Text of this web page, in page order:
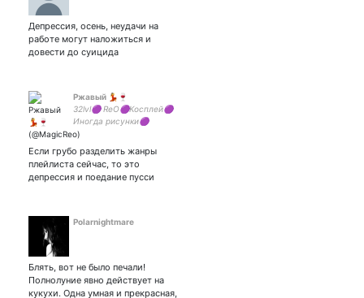
Депрессия, осень, неудачи на
работе могут наложиться и
довести до суицида
Ржавый 💃🍷
32lvl🟣 ReO🟣Косплей🟣
Иногда рисунки🟣
⚪⚪⚪⚪⚪⚪⚪⚪
⚪⚪⚪⚪⚪⚪⚪⚪⚪ I am
cringe, but i am free ⚪⚪
Inst: magic_reo
Если грубо разделить жанры
плейлиста сейчас, то это
депрессия и поедание пусси
Polarnightmare
Блять, вот не было печали!
Полнолуние явно действует на
кукухи. Одна умная и прекрасная,